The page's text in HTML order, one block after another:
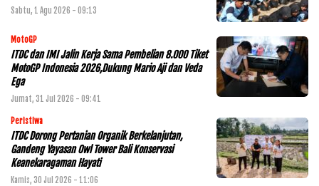
Sabtu, 1 Agu 2026 - 09:13
MotoGP
ITDC dan IMI Jalin Kerja Sama Pembelian 8.000 Tiket
MotoGP Indonesia 2026,Dukung Mario Aji dan Veda
Ega
Jumat, 31 Jul 2026 - 09:41
Peristiwa
ITDC Dorong Pertanian Organik Berkelanjutan,
Gandeng Yayasan Owl Tower Bali Konservasi
Keanekaragaman Hayati
Kamis, 30 Jul 2026 - 11:06